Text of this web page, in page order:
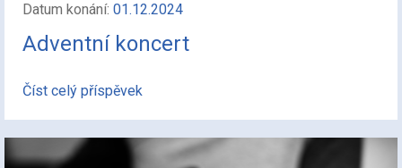
Datum konání: 01.12.2024
Adventní koncert
Číst celý příspěvek